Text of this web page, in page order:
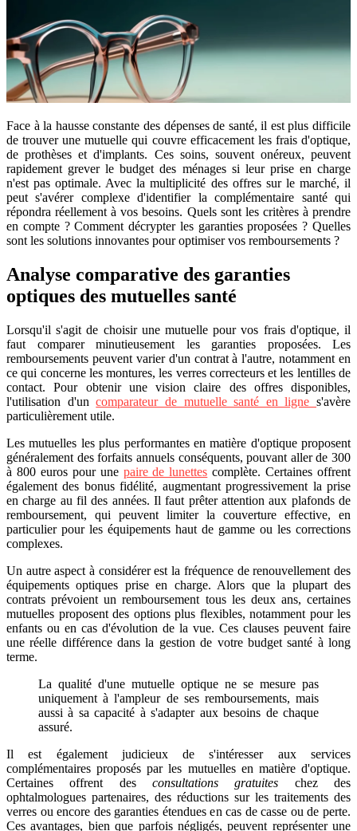
Face à la hausse constante des dépenses de santé, il est plus difficile
de trouver une mutuelle qui couvre efficacement les frais d'optique,
de prothèses et d'implants. Ces soins, souvent onéreux, peuvent
rapidement grever le budget des ménages si leur prise en charge
n'est pas optimale. Avec la multiplicité des offres sur le marché, il
peut s'avérer complexe d'identifier la complémentaire santé qui
répondra réellement à vos besoins. Quels sont les critères à prendre
en compte ? Comment décrypter les garanties proposées ? Quelles
sont les solutions innovantes pour optimiser vos remboursements ?
Analyse comparative des garanties
optiques des mutuelles santé
Lorsqu'il s'agit de choisir une mutuelle pour vos frais d'optique, il
faut comparer minutieusement les garanties proposées. Les
remboursements peuvent varier d'un contrat à l'autre, notamment en
ce qui concerne les montures, les verres correcteurs et les lentilles de
contact. Pour obtenir une vision claire des offres disponibles,
l'utilisation d'uncomparateur de mutuelle santé en ligne s'avère
particulièrement utile.
Les mutuelles les plus performantes en matière d'optique proposent
généralement des forfaits annuels conséquents, pouvant aller de 300
à 800 euros pour une paire de lunettes complète. Certaines offrent
également des bonus fidélité, augmentant progressivement la prise
en charge au fil des années. Il faut prêter attention aux plafonds de
remboursement, qui peuvent limiter la couverture effective, en
particulier pour les équipements haut de gamme ou les corrections
complexes.
Un autre aspect à considérer est la fréquence de renouvellement des
équipements optiques prise en charge. Alors que la plupart des
contrats prévoient un remboursement tous les deux ans, certaines
mutuelles proposent des options plus flexibles, notamment pour les
enfants ou en cas d'évolution de la vue. Ces clauses peuvent faire
une réelle différence dans la gestion de votre budget santé à long
terme.
La qualité d'une mutuelle optique ne se mesure pas
uniquement à l'ampleur de ses remboursements, mais
aussi à sa capacité à s'adapter aux besoins de chaque
assuré.
Il est également judicieux de s'intéresser aux services
complémentaires proposés par les mutuelles en matière d'optique.
Certaines offrent des consultations gratuites chez des
ophtalmologues partenaires, des réductions sur les traitements des
verres ou encore des garanties étendues en cas de casse ou de perte.
Ces avantages, bien que parfois négligés, peuvent représenter une